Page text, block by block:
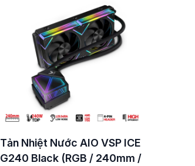
Tản Nhiệt Nước AIO VSP ICE
G240 Black (RGB / 240mm /